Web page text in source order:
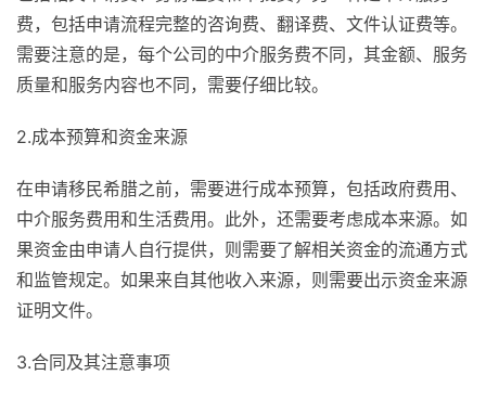
费，包括申请流程完整的咨询费、翻译费、文件认证费等。
需要注意的是，每个公司的中介服务费不同，其金额、服务
质量和服务内容也不同，需要仔细比较。
2.成本预算和资金来源
在申请移民希腊之前，需要进行成本预算，包括政府费用、
中介服务费用和生活费用。此外，还需要考虑成本来源。如
果资金由申请人自行提供，则需要了解相关资金的流通方式
和监管规定。如果来自其他收入来源，则需要出示资金来源
证明文件。
3.合同及其注意事项